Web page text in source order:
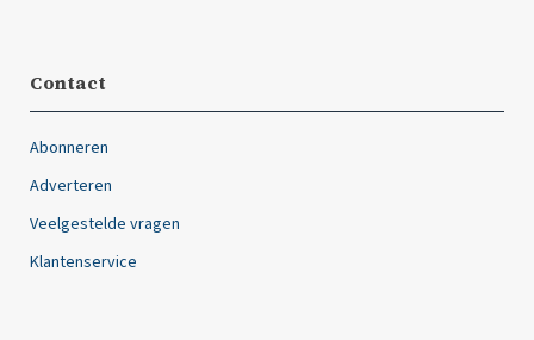
Contact
Abonneren
Adverteren
Veelgestelde vragen
Klantenservice